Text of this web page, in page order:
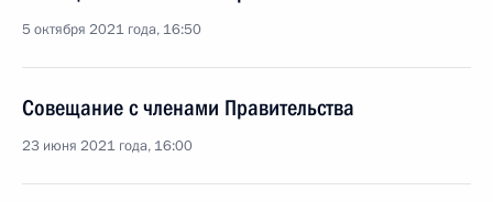
5 октября 2021 года, 16:50
Совещание с членами Правительства
23 июня 2021 года, 16:00